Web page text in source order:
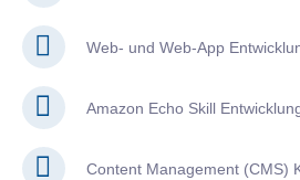
Web- und Web-App
Amazon Echo Skill
Content Management (CMS)